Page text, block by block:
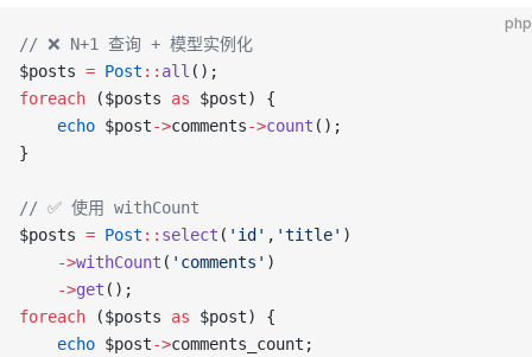
php
// ❌ N+1 查询 + 模型实例化
$posts = Post :: all ();
foreach ($posts as $post) {
    echo
$post->comments->count ();
}
// ✅ 使用 withCount
$posts = Post :: select ( 'id' , 'title' )
    ->
withCount ( 'comments' )
    ->
get ();
foreach ($posts as $post) {
    echo
$post->comments_count;